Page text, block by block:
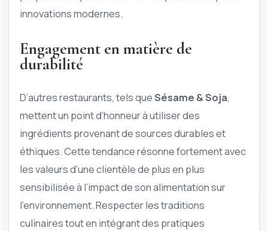
innovations modernes.
Engagement en matière de
durabilité
D’autres restaurants, tels queSésame & Soja,
mettent un point d’honneur à utiliser des
ingrédients provenant de sources durables et
éthiques. Cette tendance résonne fortement avec
les valeurs d’une clientèle de plus en plus
sensibilisée à l’impact de son alimentation sur
l’environnement. Respecter les traditions
culinaires tout en intégrant des pratiques